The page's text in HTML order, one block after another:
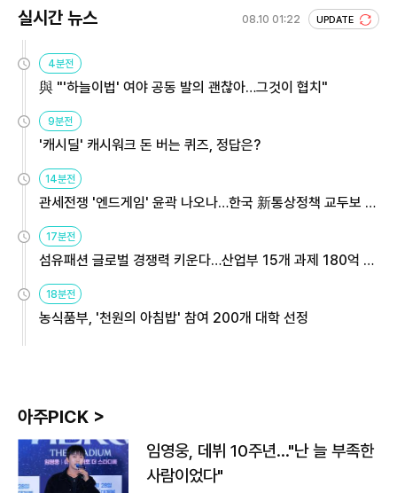
실시간 뉴스 08.10 01:22 UPDATE
4분전
與 "'하늘이법' 여야 공동 발의 괜찮아…그것이 협치"
9분전
'캐시딜' 캐시워크 돈 버는 퀴즈, 정답은?
14분전
관세전쟁 '엔드게임' 윤곽 나오나…한국 新통상정책 교두보 활
용해야
17분전
섬유패션 글로벌 경쟁력 키운다…산업부 15개 과제 180억 지
원
18분전
농식품부, '천원의 아침밥' 참여 200개 대학 선정
아주PICK >
임영웅, 데뷔 10주년…"난 늘 부족한
사람이었다"